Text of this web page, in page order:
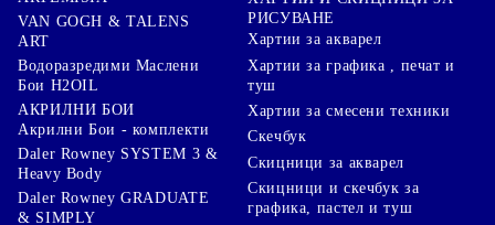
VAN GOGH & TALENS
ART
Водоразредими Маслени
Бои H2OIL
АКРИЛНИ БОИ
Акрилни Бои - комплекти
Daler Rowney SYSTEM 3 &
Heavy Body
Daler Rowney GRADUATE
& SIMPLY
РИСУВАНЕ
Хартии за акварел
Хартии за графика , печат и
туш
Хартии за смесени техники
Скечбук
Скицници за акварел
Скицници и скечбук за
графика, пастел и туш